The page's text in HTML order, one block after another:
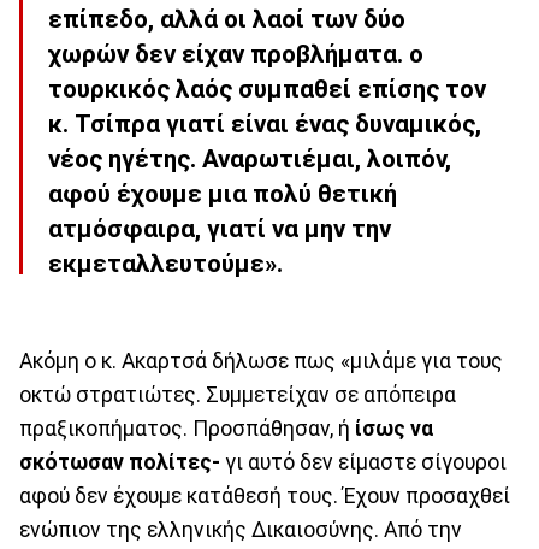
επίπεδο, αλλά οι λαοί των δύο
χωρών δεν είχαν προβλήματα. ο
τουρκικός λαός συμπαθεί επίσης τον
κ. Τσίπρα γιατί είναι ένας δυναμικός,
νέος ηγέτης. Αναρωτιέμαι, λοιπόν,
αφού έχουμε μια πολύ θετική
ατμόσφαιρα, γιατί να μην την
εκμεταλλευτούμε».
Ακόμη ο κ. Ακαρτσά δήλωσε πως «μιλάμε για τους
οκτώ στρατιώτες. Συμμετείχαν σε απόπειρα
πραξικοπήματος. Προσπάθησαν, ή ίσως να
σκότωσαν πολίτες- γι αυτό δεν είμαστε σίγουροι
αφού δεν έχουμε κατάθεσή τους. Έχουν προσαχθεί
ενώπιον της ελληνικής Δικαιοσύνης. Από την